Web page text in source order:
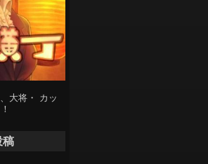
大将・ カッ
稿